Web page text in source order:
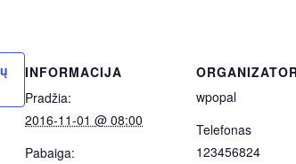
INFORMACIJA
Pradžia:
2016-11-01 @ 08:00
Pabaiga:
wpopal
Telefonas
123456824